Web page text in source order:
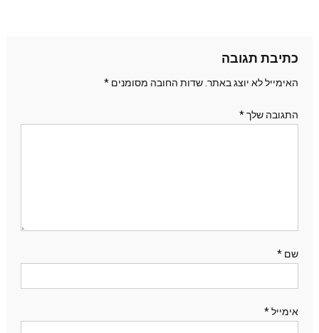
כתיבת תגובה
האימייל לא יוצג באתר. שדות החובה מסומנים *
התגובה שלך*
שם *
אימייל*